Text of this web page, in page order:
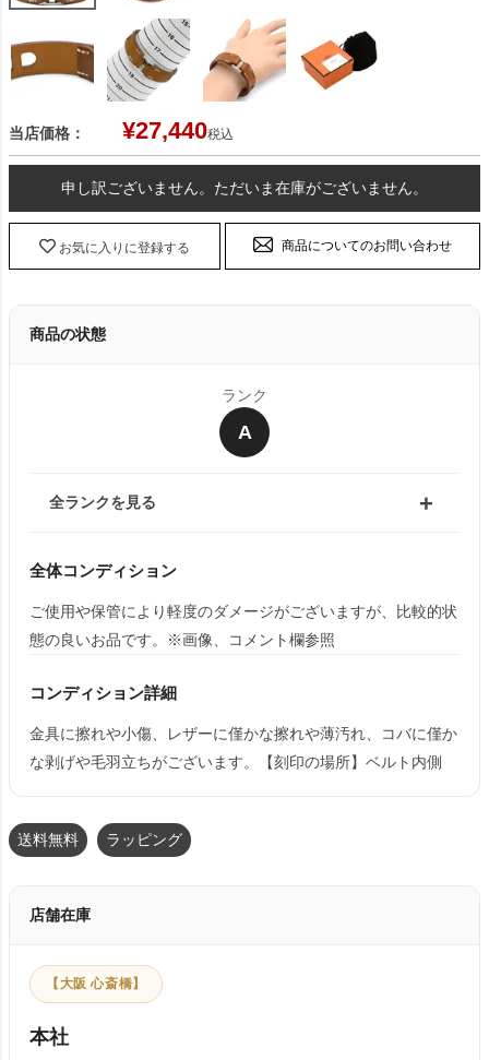
当店価格： ¥27,440税込
申し訳ございません。ただいま在庫がございません。
お気に入りに登録する 商品についてのお問い合わせ
商品の状態
ランク
A
全ランクを見る
全体コンディション
ご使用や保管により軽度のダメージがございますが、比較的状
態の良いお品です。※画像、コメント欄参照
コンディション詳細
金具に擦れや小傷、レザーに僅かな擦れや薄汚れ、コバに僅か
な剥げや毛羽立ちがございます。【刻印の場所】ベルト内側
送料無料 ラッピング
店舗在庫
【大阪 心斎橋】
本社